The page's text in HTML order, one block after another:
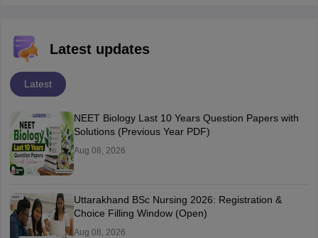
Latest updates
Latest
NEET Biology Last 10 Years Question Papers with
Solutions (Previous Year PDF)
Aug 08, 2026
Uttarakhand BSc Nursing 2026: Registration &
Choice Filling Window (Open)
Aug 08, 2026